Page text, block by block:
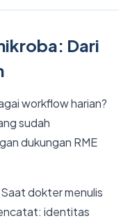
Dari
workflow harian?
sudah
dukungan RME
Saat dokter menulis
identitas